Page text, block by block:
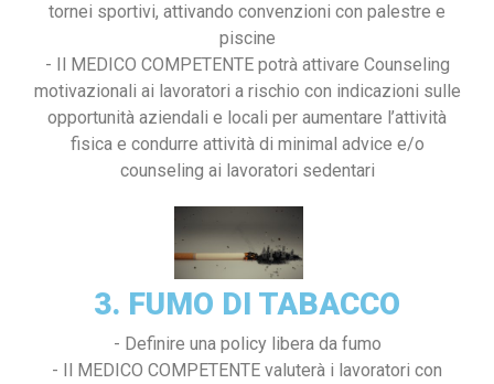
tornei sportivi, attivando convenzioni con palestre e
piscine
- Il MEDICO COMPETENTE potrà attivare Counseling
motivazionali ai lavoratori a rischio con indicazioni sulle
opportunità aziendali e locali per aumentare l’attività
fisica e condurre attività di minimal advice e/o
counseling ai lavoratori sedentari
3. FUMO DI TABACCO
- Definire una policy libera da fumo
- Il MEDICO COMPETENTE valuterà i lavoratori con